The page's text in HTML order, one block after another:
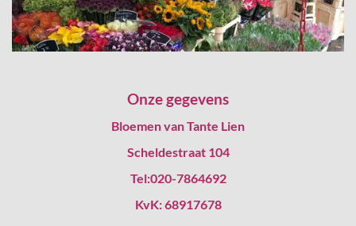
Onze gegevens
Bloemen van Tante Lien
Scheldestraat 104
Tel:020-7864692
KvK: 68917678